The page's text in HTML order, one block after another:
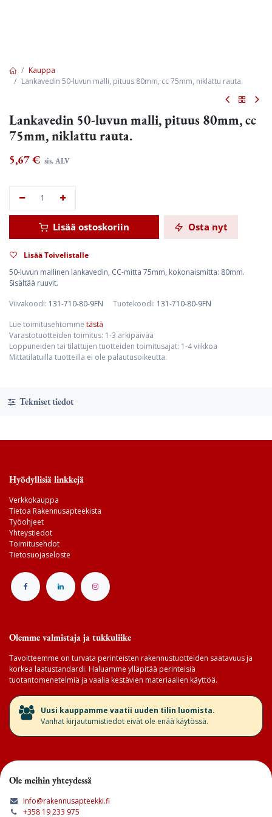
Kauppa
Lankavedin 50-luvun malli, pituus 80mm, cc 75mm, niklattu rauta.
Lankavedin 50-luvun malli, pituus 80mm, cc
75mm, niklattu rauta.
5,67€ sis. ALV
Lisää ostoskoriin Osta nyt
Lisää Toivelistalle
50-luvun mallinen lankavedin, CC-mitta 75mm, kokonaismitta: 80mm.
Sisältää ruuvit.
Viivakoodi: 131-710-80-9FN Tuotekoodi: 131-710-80-9FN
Lue toimitusehtomme tästä
Varastotuotteiden toimitus: 1-3 arkipäivää
Loppuneiden tai tilattujen tuotteiden toimitusajat: 1-4 viikkoa
Mittatilatuilla tuotteilla ei ole palautusoikeutta.
Tekniset tiedot
Hyödyllisiä linkkejä
Verkkokauppa
Tietoa Rakennusapteekista
Työohjeet
Yhteystiedot
Toimitusehdot
Tietosuojaseloste
Olemme valmistaja ja tukkuliike
Tavoitteemme on turvata perinteisten rakennustuotteiden saatavuus ja
korkea laatustandardi. Haluamme ylläpitää perinteisiä
tuotantomenetelmiä ja vaalia kestävien materiaalien käyttöä.
​Uusi kauppamme vaatii uuden tilin luomista.
Vanhat kirjautumistiedot eivät ole enää käytössä.
Ole meihin yhteydessä
info@rakennusapteekki.fi
+358 19 233 975